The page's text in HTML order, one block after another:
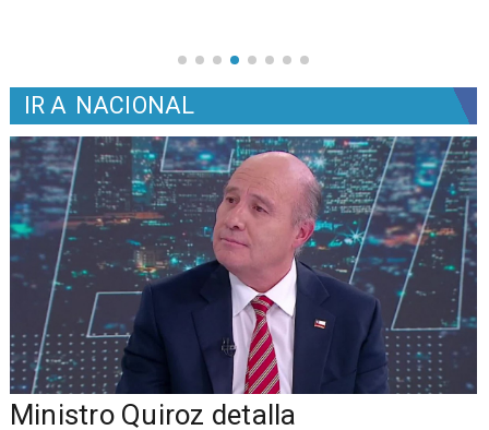
IR A NACIONAL
Ministro Quiroz detalla